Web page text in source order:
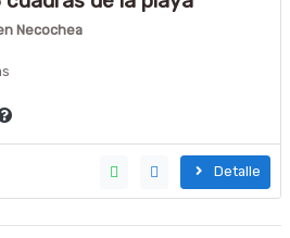
Necochea
Detalle